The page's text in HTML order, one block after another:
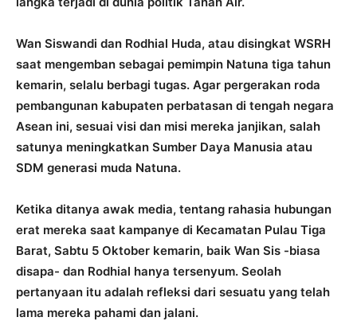
Wan Siswandi dan Rodhial Huda, atau disingkat WSRH
saat mengemban sebagai pemimpin Natuna tiga tahun
kemarin, selalu berbagi tugas. Agar pergerakan roda
pembangunan kabupaten perbatasan di tengah negara
Asean ini, sesuai visi dan misi mereka janjikan, salah
satunya meningkatkan Sumber Daya Manusia atau
SDM generasi muda Natuna.
Ketika ditanya awak media, tentang rahasia hubungan
erat mereka saat kampanye di Kecamatan Pulau Tiga
Barat, Sabtu 5 Oktober kemarin, baik Wan Sis -biasa
disapa- dan Rodhial hanya tersenyum. Seolah
pertanyaan itu adalah refleksi dari sesuatu yang telah
lama mereka pahami dan jalani.